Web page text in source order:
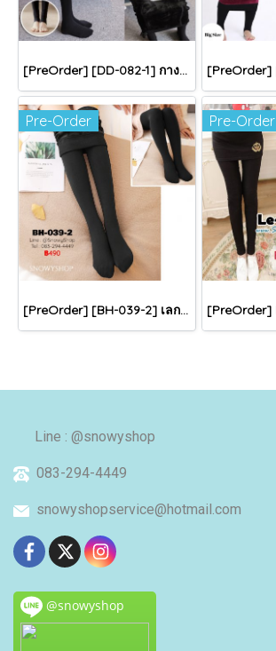
[PreOrder] [DD-082-1] กางเกงลองจอนกันหนาวสีดำสำหรับคนท้อง (ปลายเท้าปิด) สายปรับระดับได้ เหมาะสำหรับอุณหภูมิ เลตัวเดียว - ติดลบค่ะ
Pre-Order
[PreOrder] [BH-039-2] เลกกิ้งลองจอนกันหนาวสีดำ ด้านในซับขน รุ่นนี้เป็นปลายเท้าปิดค่ะ
Pre-Order
Line : @snowyshop
083-294-4449
snowyshopservice@hotmail.com
@snowyshop